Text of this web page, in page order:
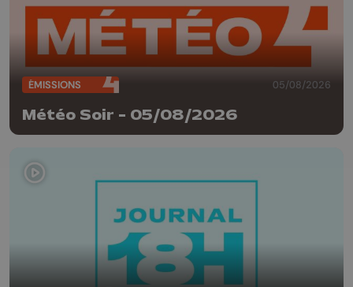
ÉMISSIONS 05/08/2026
Météo Soir - 05/08/2026